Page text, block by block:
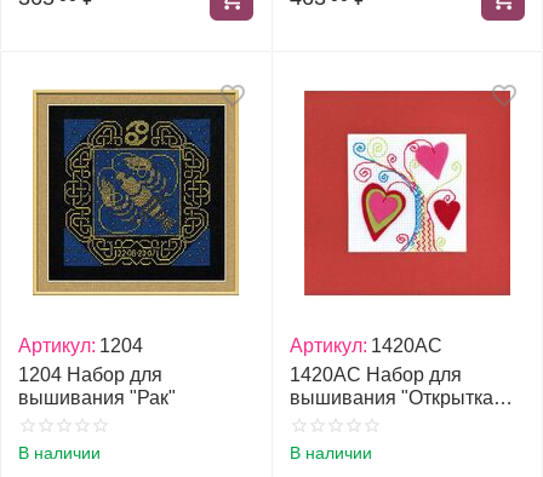
Артикул: 1204
1204 Набор для
вышивания "Рак"
В наличии
Артикул: 1420АС
1420АС Набор для
вышивания "Открытка
Валентинов день"
В наличии